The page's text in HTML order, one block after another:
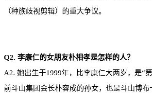
（种族歧视剪辑）的重大争议。
Q2. 李康仁的女朋友朴相孝是怎样的人？
A2. 她出生于1999年，比李康仁大两岁，是“
前斗山集团会长朴容成的孙女，也是斗山博